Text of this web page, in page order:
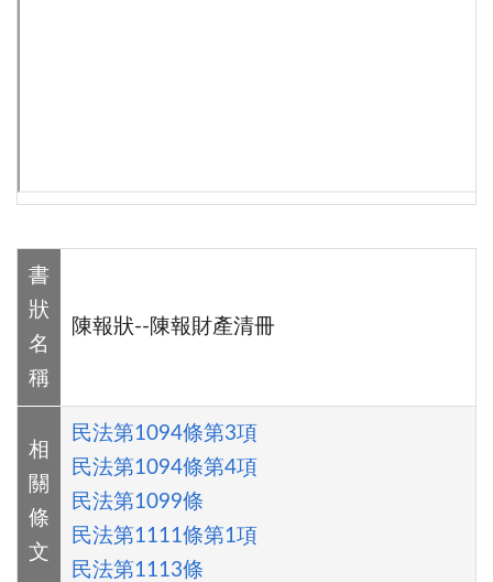
書
狀
名
稱
陳報狀--陳報財產清冊
相
關
條
文
民法第1094條第3項
民法第1094條第4項
民法第1099條
民法第1111條第1項
民法第1113條